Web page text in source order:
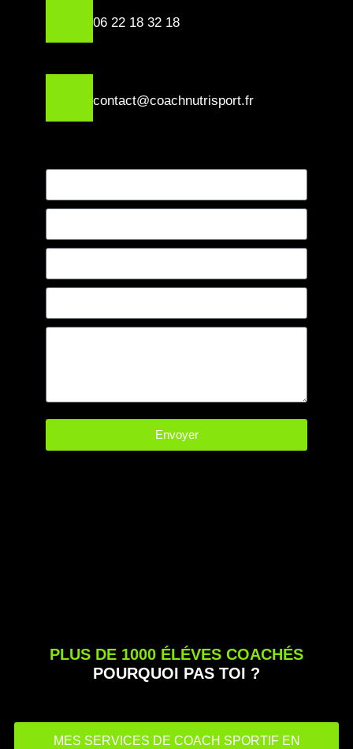
06 22 18 32 18
contact@coachnutrisport.fr
Envoyer
PLUS DE 1000 ÉLÉVES COACHÉS
POURQUOI PAS TOI ?
MES SERVICES DE COACH SPORTIF EN